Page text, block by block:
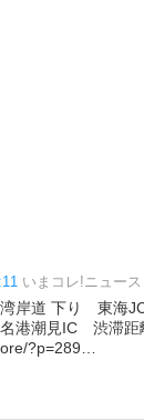
いまコレ!ニュース
湾岸道 下り 東海
港潮見IC 渋滞
?p=289…